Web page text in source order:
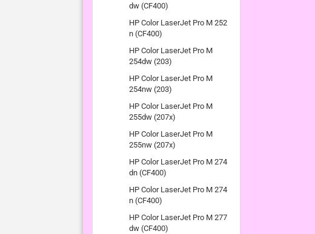
dw (CF400)
HP Color LaserJet Pro M 252
n (CF400)
HP Color LaserJet Pro M
254dw (203)
HP Color LaserJet Pro M
254nw (203)
HP Color LaserJet Pro M
255dw (207x)
HP Color LaserJet Pro M
255nw (207x)
HP Color LaserJet Pro M 274
dn (CF400)
HP Color LaserJet Pro M 274
n (CF400)
HP Color LaserJet Pro M 277
dw (CF400)